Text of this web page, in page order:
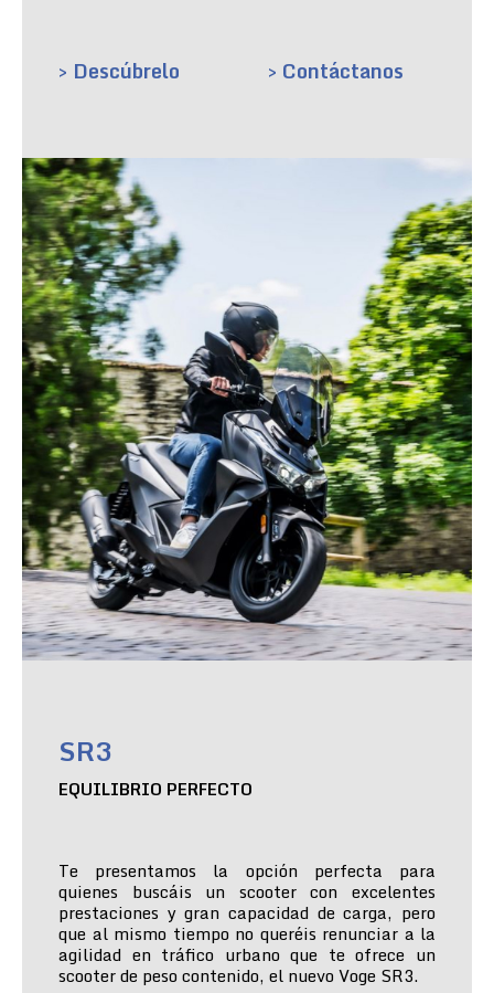
> Descúbrelo > Contáctanos
SR3
EQUILIBRIO PERFECTO
Te presentamos la opción perfecta para
quienes buscáis un scooter con excelentes
prestaciones y gran capacidad de carga, pero
que al mismo tiempo no queréis renunciar a la
agilidad en tráfico urbano que te ofrece un
scooter de peso contenido, el nuevo Voge SR3.